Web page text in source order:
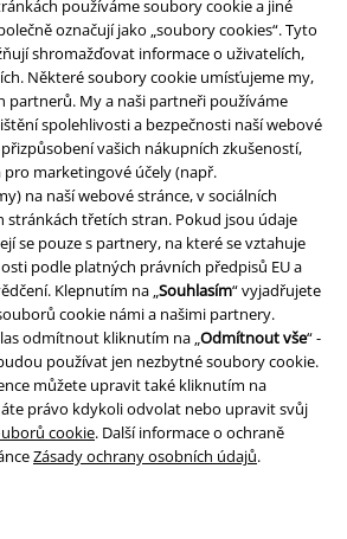
používáme soubory cookie a jiné
označují jako „soubory cookies“. Tyto
shromažďovat informace o uživatelích,
Některé soubory cookie umísťujeme my,
partnerů. My a naši partneři používáme
spolehlivosti a bezpečnosti naší webové
vašich nákupních zkušeností,
marketingové účely (např.
na naší webové stránce, v sociálních
stránkách třetích stran. Pokud jsou údaje
se pouze s partnery, na které se vztahuje
podle platných právních předpisů EU a
Klepnutím na „Souhlasím“ vyjadřujete
cookie námi a našimi partnery.
odmítnout kliknutím na „Odmítnout vše“ -
používat jen nezbytné soubory cookie.
můžete upravit také kliknutím na
právo kdykoli odvolat nebo upravit svůj
cookie. Další informace o ochraně
Zásady ochrany osobních údajů.
životního prostředí